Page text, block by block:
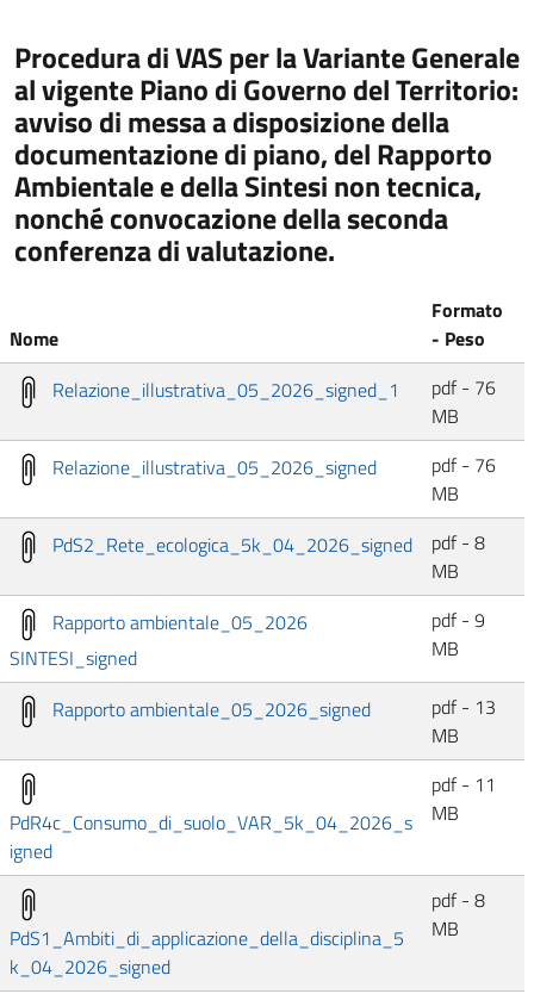
Procedura di VAS per la Variante Generale
al vigente Piano di Governo del Territorio:
avviso di messa a disposizione della
documentazione di piano, del Rapporto
Ambientale e della Sintesi non tecnica,
nonché convocazione della seconda
conferenza di valutazione.
Nome
Formato
- Peso
Relazione_illustrativa_05_2026_signed_1
pdf - 76
MB
Relazione_illustrativa_05_2026_signed
pdf - 76
MB
PdS2_Rete_ecologica_5k_04_2026_signed
pdf - 8
MB
Rapporto ambientale_05_2026
SINTESI_signed
pdf - 9
MB
Rapporto ambientale_05_2026_signed
pdf - 13
MB
PdR4c_Consumo_di_suolo_VAR_5k_04_2026_s
igned
pdf - 11
MB
PdS1_Ambiti_di_applicazione_della_disciplina_5
k_04_2026_signed
pdf - 8
MB